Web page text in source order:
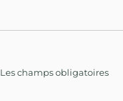
Les champs obligatoires